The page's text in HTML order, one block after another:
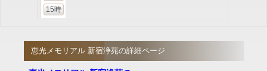
15時
恵光メモリアル 新宿浄苑の詳細ページ